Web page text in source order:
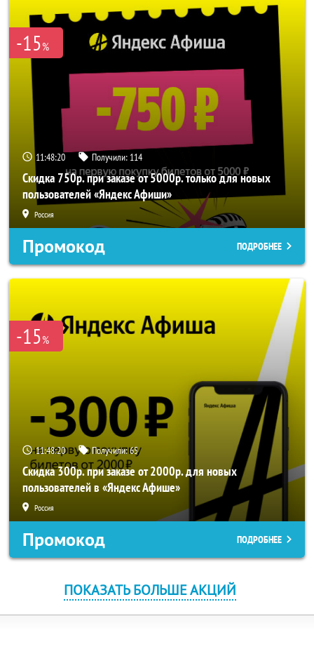
-15%
11:48:20 Получили: 114
Скидка 750р. при заказе от 5000р. только для новых
пользователей «Яндекс Афиши»
Россия
Промокод ПОДРОБНЕЕ
-15%
11:48:20 Получили:65
Скидка 300р. при заказе от 2000р. для новых
пользователей в «Яндекс Афише»
Россия
Промокод ПОДРОБНЕЕ
ПОКАЗАТЬ БОЛЬШЕ АКЦИЙ